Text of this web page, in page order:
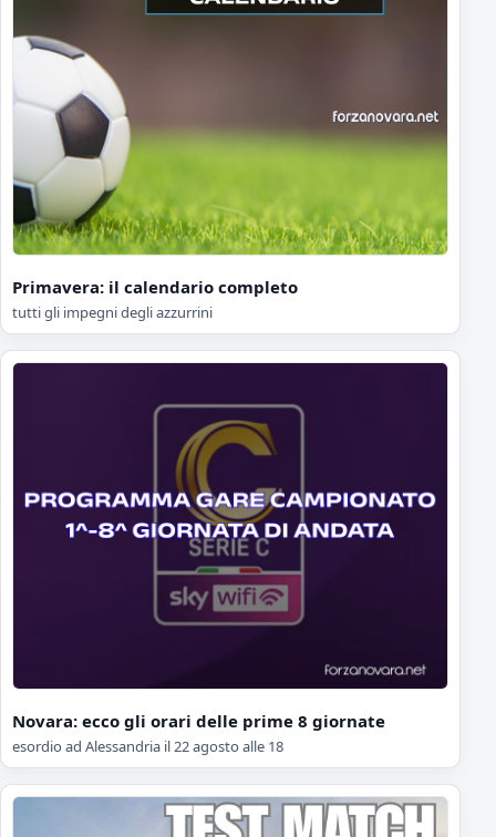
Primavera: il calendario completo
tutti gli impegni degli azzurrini
Novara: ecco gli orari delle prime 8 giornate
esordio ad Alessandria il 22 agosto alle 18